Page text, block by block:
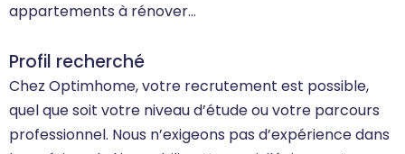
appartements à rénover…
Profil recherché
Chez Optimhome, votre recrutement est possible,
quel que soit votre niveau d’étude ou votre parcours
professionnel. Nous n’exigeons pas d’expérience dans